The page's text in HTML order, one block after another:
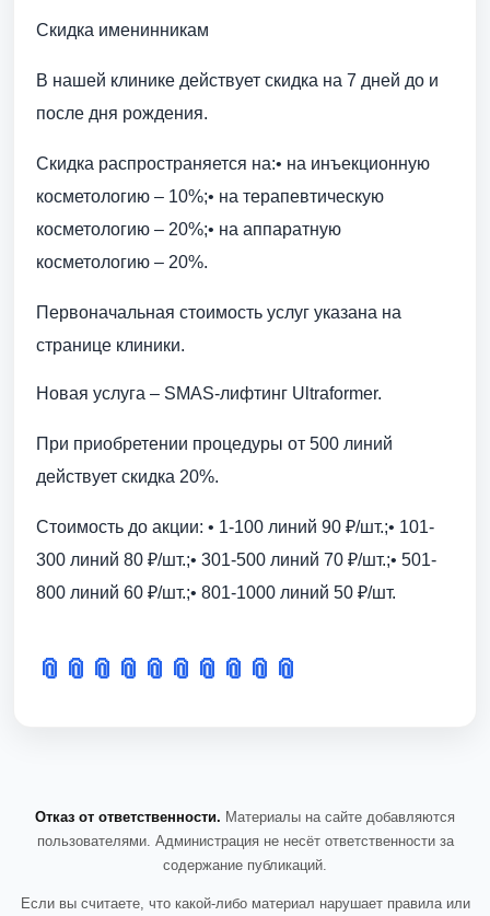
Скидка именинникам
В нашей клинике действует скидка на 7 дней до и
после дня рождения.
Скидка распространяется на:• на инъекционную
косметологию – 10%;• на терапевтическую
косметологию – 20%;• на аппаратную
косметологию – 20%.
Первоначальная стоимость услуг указана на
странице клиники.
Новая услуга – SMAS-лифтинг Ultraformer.
При приобретении процедуры от 500 линий
действует скидка 20%.
Стоимость до акции: • 1-100 линий 90 ₽/шт.;• 101-
300 линий 80 ₽/шт.;• 301-500 линий 70 ₽/шт.;• 501-
800 линий 60 ₽/шт.;• 801-1000 линий 50 ₽/шт.
📎 📎 📎 📎 📎 📎 📎 📎 📎 📎
Отказ от ответственности. Материалы на сайте добавляются
пользователями. Администрация не несёт ответственности за
содержание публикаций.
Если вы считаете, что какой-либо материал нарушает правила или